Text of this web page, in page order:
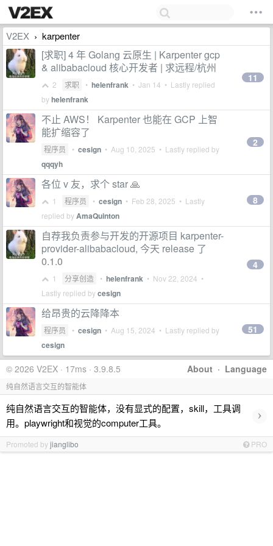
V2EX › karpenter
[求职] 4 年 Golang 云原生 | Karpenter gcp
& alibabacloud 核心开发者 | 求远程/杭州
2 求职 • helenfrank • Jan 14 • Lastly replied
byhelenfrank
11
不止 AWS！ Karpenter 也能在 GCP 上智
能扩缩容了
程序员 • cesign • Aug 10, 2025 • Lastly replied by
qqqyh
2
各位 v 友，求个 star 🙏
1 程序员 • cesign • Feb 28, 2025 • Lastly
replied byAmaQuinton
8
自荐我负责参与开发的开源项目 karpenter-
provider-alibabacloud, 今天 release 了
0.1.0
1 分享创造 • helenfrank • Nov 22, 2024 •
Lastly replied bycesign
4
给昂贵的云降降本
程序员 • cesign • Aug 15, 2024 • Lastly replied by
cesign
51
About · Language
© 2026 V2EX · 17ms · 3.9.8.5
纯自然语言交互的智能体
纯自然语言交互的智能体，没有显式的配置，skill，工具调
用。playwright和视觉的computer工具。
›
Promoted byjianglibo PRO